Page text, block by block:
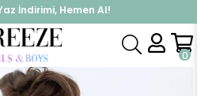
İndirimi, Hemen Al!
Kap, Hemen Üye Ol!
0
Tişört